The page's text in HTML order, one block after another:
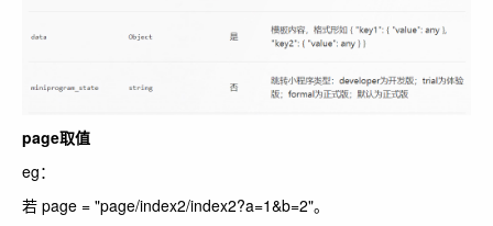
page取值
eg：
若 page = "page/index2/index2?a=1&b=2"。